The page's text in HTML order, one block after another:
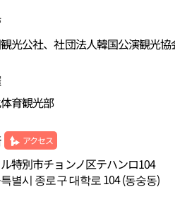
光公社、社団法人韓国公演観光協
育観光部
アクセス
特別市チョンノ区テハンロ104
별시 종로구 대학로 104 (동숭동)